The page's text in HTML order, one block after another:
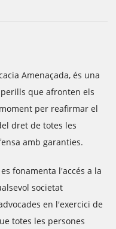
Amenaçada, és una
que afronten els
per reafirmar el
dret de totes les
amb garanties.
fonamenta l'accés a la
societat
en l'exercici de
totes les persones